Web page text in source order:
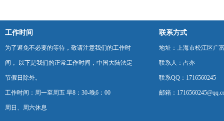
工作时间
为了避免不必要的等待，敬请注意我们的工作时
间 。以下是我们的正常工作时间，中国大陆法定
节假日除外。
工作时间：周一至周五 早8：30-晚6：00
周日、周六休息
联系方式
地址：上海市松江区广
联系人：占亦
联系QQ：1716560245
邮箱：